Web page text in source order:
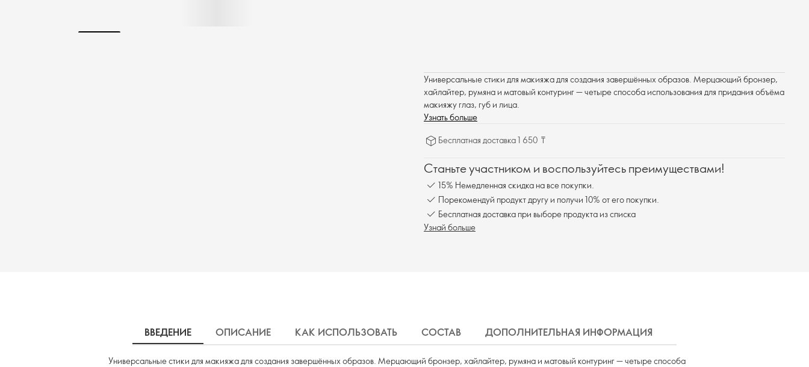
Универсальные стики для макияжа для создания завершённых образов. Мерцающий бронзер,
хайлайтер, румяна и матовый контуринг — четыре способа использования для придания объёма
макияжу глаз, губ и лица.
Узнать больше
Бесплатная доставка 1 650 ₸
Станьте участником и воспользуйтесь преимуществами!
15% Немедленная скидка на все покупки.
Порекомендуй продукт другу и получи 10% от его покупки.
Бесплатная доставка при выборе продукта из списка
Узнай больше
ВВЕДЕНИЕ ОПИСАНИЕ КАК ИСПОЛЬЗОВАТЬ СОСТАВ ДОПОЛНИТЕЛЬНАЯ ИНФОРМАЦИЯ
Универсальные стики для макияжа для создания завершённых образов. Мерцающий бронзер, хайлайтер, румяна и матовый контуринг — четыре способа